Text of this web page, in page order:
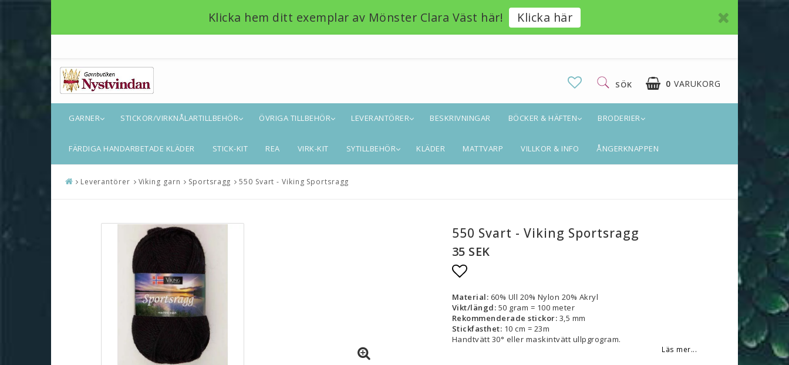
Klicka hem ditt exemplar av Mönster Clara Väst här! Klicka här
0 VARUKORG
DIN VARUKORG ÄR TOM
SÖK
GARNER STICKOR/VIRKNÅLARTILLBEHÖR ÖVRIGA TILLBEHÖR LEVERANTÖRER BESKRIVNINGAR BÖCKER & HÄFTEN BRODERIER
FÄRDIGA HANDARBETADE KLÄDER STICK-KIT REA VIRK-KIT SYTILLBEHÖR KLÄDER MATTVARP VILLKOR & INFO ÅNGERKNAPPEN
Leverantörer Viking garn Sportsragg 550 Svart - Viking Sportsragg
550 Svart - Viking Sportsragg
35 SEK
Lägg till i favoritlistan
Material: 60% Ull 20% Nylon 20% Akryl
Vikt/längd: 50 gram = 100 meter
Rekommenderade stickor: 3,5 mm
Stickfasthet: 10 cm = 23m
Handtvätt 30° eller maskintvätt ullpgrogram.
Läs mer...